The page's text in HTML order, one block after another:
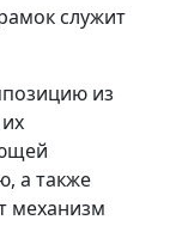
служит
из
а также
механизм